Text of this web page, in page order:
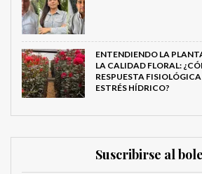
ENTENDIENDO LA
LA CALIDAD FLORAL:
RESPUESTA
ESTRÉS HÍDRICO?
Suscribirse al